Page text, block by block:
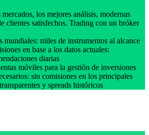
los mejores análisis, modernas
clientes satisfechos. Trading con un bróker
mundiales: miles de instrumentos al alcance
en base a los datos actuales:
diarias
móviles para la gestión de inversiones
sin comisiones en los principales
y spreads históricos